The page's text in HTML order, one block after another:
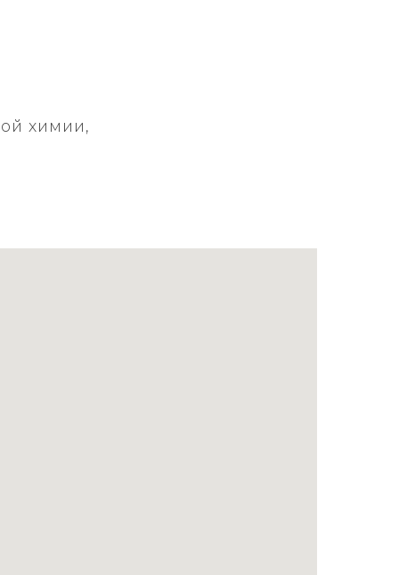
химии,